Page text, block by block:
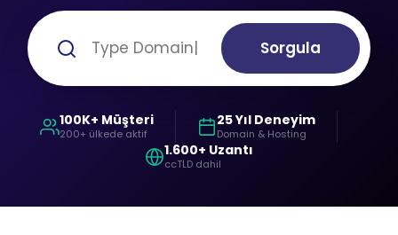
Sorgula
100K+ Müşteri
200+ ülkede aktif
25 Yıl Deneyim
Domain & Hosting
1.600+ Uzantı
ccTLD dahil